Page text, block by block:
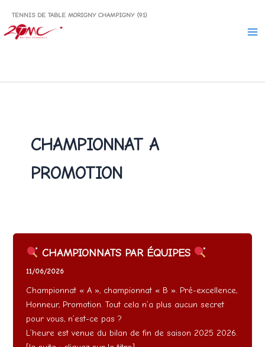
contenu
TENNIS DE TABLE MORIGNY CHAMPIGNY (91)
CHAMPIONNAT A
PROMOTION
CHAMPIONNATS PAR ÉQUIPES
11/06/2026
Championnat « A », championnat « B ». Pré-excellence,
Honneur, Promotion. Tout cela n’a plus aucun secret
pour vous, n’est-ce pas ?
L’heure est venue du bilan de fin de saison 2025 2026.